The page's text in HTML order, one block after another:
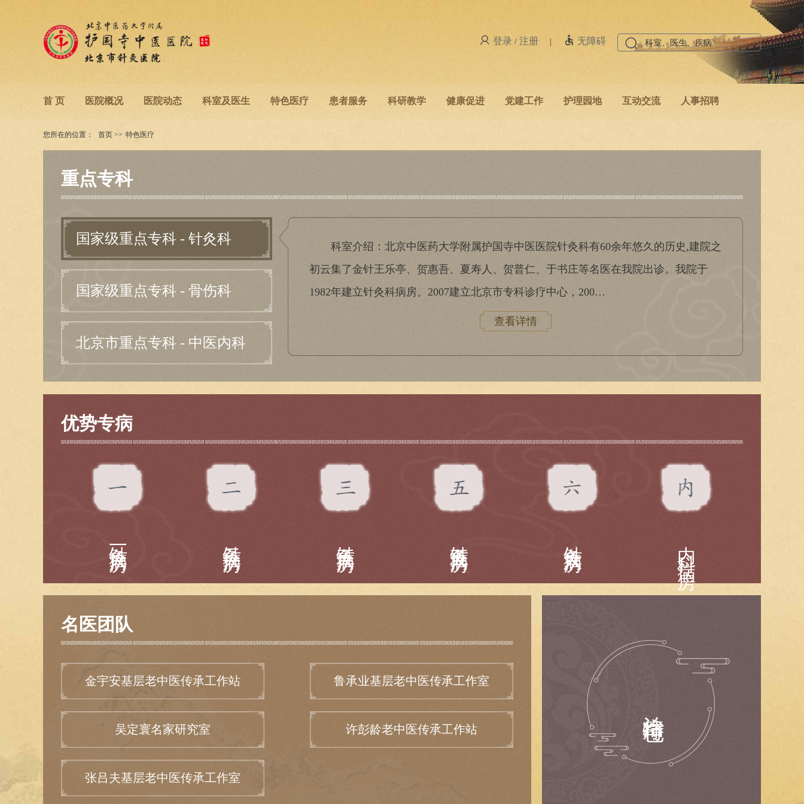
登录 / 注册 无障碍
首 页 医院概况 医院动态 科室及医生 特色医疗 患者服务 科研教学 健康促进 党建工作 护理园地 互动交流 人事招聘
您所在的位置： 首页 >> 特色医疗
重点专科
国家级重点专科 - 针灸科
国家级重点专科 - 骨伤科
北京市重点专科 - 中医内科
科室介绍：北京中医药大学附属护国寺中医医院针灸科有60余年悠久的历史,建院之
初云集了金针王乐亭、贺惠吾、夏寿人、贺普仁、于书庄等名医在我院出诊。我院于
1982年建立针灸科病房。2007建立北京市专科诊疗中心，200…
查看详情
优势专病
内科病房
名医团队
金宇安基层老中医传承工作站 鲁承业基层老中医传承工作室
吴定寰名家研究室 许彭龄老中医传承工作站
张吕夫基层老中医传承工作室